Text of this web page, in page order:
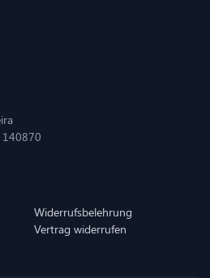
Widerrufsbelehrung
Vertrag widerrufen